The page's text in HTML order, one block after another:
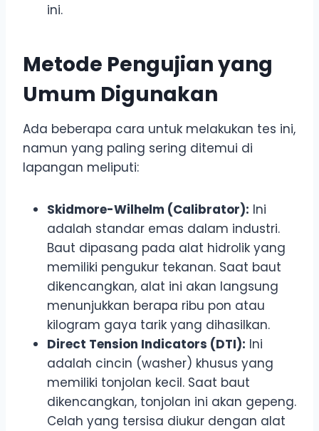
ini.
Metode Pengujian yang
Umum Digunakan
Ada beberapa cara untuk melakukan tes ini,
namun yang paling sering ditemui di
lapangan meliputi:
Skidmore-Wilhelm (Calibrator): Ini
adalah standar emas dalam industri.
Baut dipasang pada alat hidrolik yang
memiliki pengukur tekanan. Saat baut
dikencangkan, alat ini akan langsung
menunjukkan berapa ribu pon atau
kilogram gaya tarik yang dihasilkan.
Direct Tension Indicators (DTI): Ini
adalah cincin (washer) khusus yang
memiliki tonjolan kecil. Saat baut
dikencangkan, tonjolan ini akan gepeng.
Celah yang tersisa diukur dengan alat